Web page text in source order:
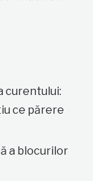
curentului:
ce părere
a blocurilor